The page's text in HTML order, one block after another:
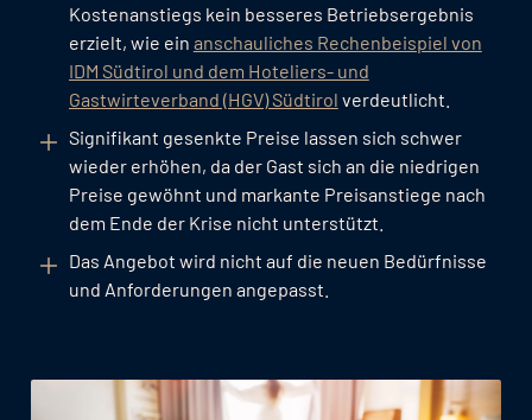
Kostenanstiegs kein besseres Betriebsergebnis
erzielt, wie ein anschauliches Rechenbeispiel von
IDM Südtirol und dem Hoteliers- und
Gastwirteverband (HGV) Südtirol verdeutlicht.
Signifikant gesenkte Preise lassen sich schwer
wieder erhöhen, da der Gast sich an die niedrigen
Preise gewöhnt und markante Preisanstiege nach
dem Ende der Krise nicht unterstützt.
Das Angebot wird nicht auf die neuen Bedürfnisse
und Anforderungen angepasst.